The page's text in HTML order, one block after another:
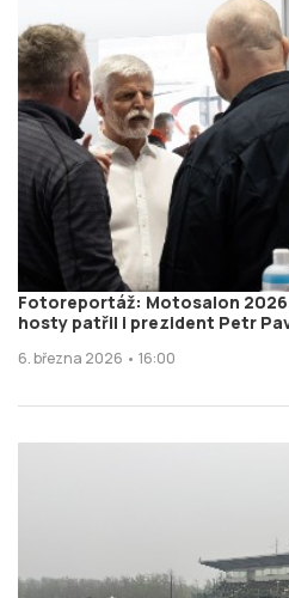
Fotoreportáž: Motosalon 2026
hosty patřil i prezident Petr
6. března 2026 • 16:00